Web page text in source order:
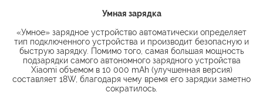
Умная зарядка
«Умное» зарядное устройство автоматически определяет
тип подключенного устройства и производит безопасную и
быструю зарядку. Помимо того, самая большая мощность
подзарядки самого автономного зарядного устройства
Xiaomi объемом в 10 000 mAh (улучшенная версия)
составляет 18W, благодаря чему время его зарядки заметно
сократилось.